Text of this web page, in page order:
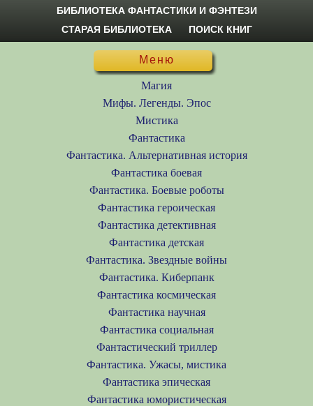
БИБЛИОТЕКА ФАНТАСТИКИ И ФЭНТЕЗИ
СТАРАЯ БИБЛИОТЕКА
ПОИСК КНИГ
Меню
Магия
Мифы. Легенды. Эпос
Мистика
Фантастика
Фантастика. Альтернативная история
Фантастика боевая
Фантастика. Боевые роботы
Фантастика героическая
Фантастика детективная
Фантастика детская
Фантастика. Звездные войны
Фантастика. Киберпанк
Фантастика космическая
Фантастика научная
Фантастика социальная
Фантастический триллер
Фантастика. Ужасы, мистика
Фантастика эпическая
Фантастика юмористическая